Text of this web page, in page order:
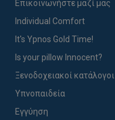
Επικοινωνήστε μαζί μας
Individual Comfort
It's Ypnos Gold Time!
Is your pillow Innocent?
Ξενοδοχειακοί κατάλογοι
Υπνοπαιδεία
Εγγύηση